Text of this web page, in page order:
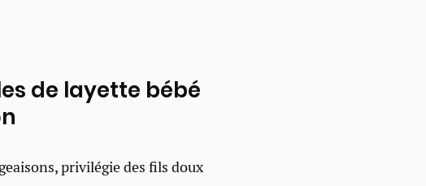
de layette bébé
privilégie des fils doux